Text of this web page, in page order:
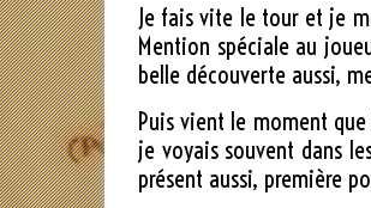
Je fais vite le tour et je
Mention spéciale au
belle découverte aussi,
Puis vient le moment
je voyais souvent dans
présent aussi, première